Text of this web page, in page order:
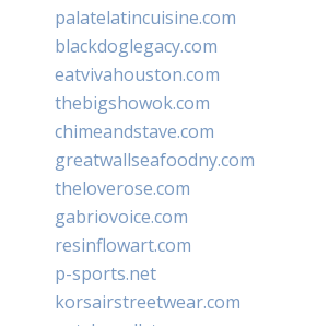
palatelatincuisine.com
blackdoglegacy.com
eatvivahouston.com
thebigshowok.com
chimeandstave.com
greatwallseafoodny.com
theloverose.com
gabriovoice.com
resinflowart.com
p-sports.net
korsairstreetwear.com